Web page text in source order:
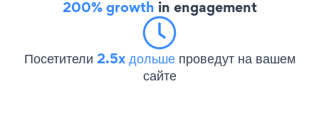
200% growth in engagement
Посетители 2.5x дольше проведут на вашем
сайте